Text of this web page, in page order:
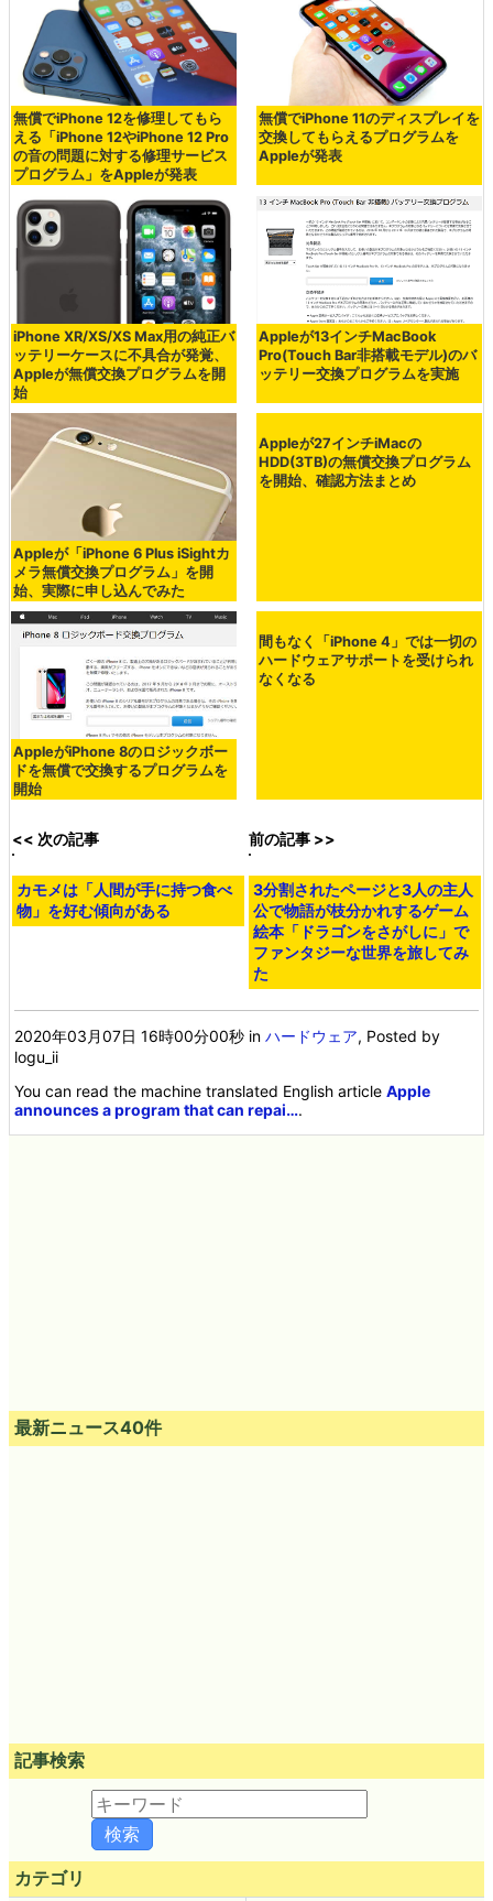
無償でiPhone 12を修理してもら
える「iPhone 12やiPhone 12 Pro
の音の問題に対する修理サービス
プログラム」をAppleが発表
無償でiPhone 11のディスプレイを
交換してもらえるプログラムを
Appleが発表
iPhone XR/XS/XS Max用の純正バ
ッテリーケースに不具合が発覚、
Appleが無償交換プログラムを開
始
Appleが13インチMacBook
Pro(Touch Bar非搭載モデル)のバ
ッテリー交換プログラムを実施
Appleが「iPhone 6 Plus iSightカ
メラ無償交換プログラム」を開
始、実際に申し込んでみた
Appleが27インチiMacの
HDD(3TB)の無償交換プログラム
を開始、確認方法まとめ
AppleがiPhone 8のロジックボー
ドを無償で交換するプログラムを
開始
間もなく「iPhone 4」では一切の
ハードウェアサポートを受けられ
なくなる
<< 次の記事
カモメは「人間が手に持つ食べ
物」を好む傾向がある
前の記事 >>
3分割されたページと3人の主人
公で物語が枝分かれするゲーム
絵本「ドラゴンをさがしに」で
ファンタジーな世界を旅してみ
た
2020年03月07日 16時00分00秒 inハードウェア, Posted by
logu_ii
You can read the machine translated English articleApple
announces a program that can repai….
最新ニュース40件
記事検索
カテゴリ